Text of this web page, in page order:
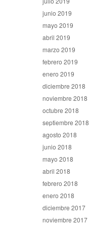
junio 2019
mayo 2019
abril 2019
marzo 2019
febrero 2019
enero 2019
diciembre 2018
noviembre 2018
octubre 2018
septiembre 2018
agosto 2018
junio 2018
mayo 2018
abril 2018
febrero 2018
enero 2018
diciembre 2017
noviembre 2017